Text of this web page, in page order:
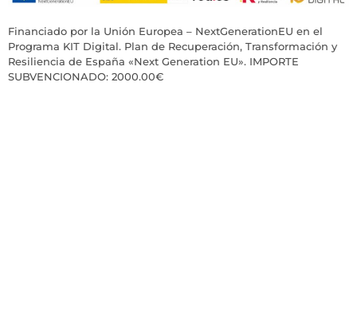
Financiado por la Unión Europea – NextGenerationEU en el
Programa KIT Digital. Plan de Recuperación, Transformación y
Resiliencia de España «Next Generation EU». IMPORTE
SUBVENCIONADO: 2000.00€